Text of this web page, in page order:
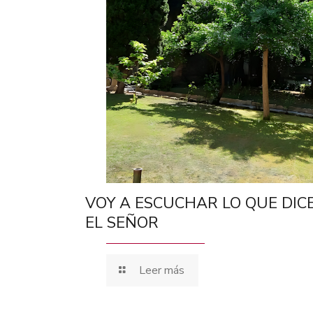
VOY A ESCUCHAR LO QUE
EL SEÑOR
Leer más